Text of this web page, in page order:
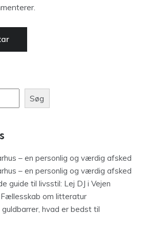
Søg
– en personlig og værdig afsked
– en personlig og værdig afsked
guide til livsstil: Lej DJ i Vejen
om litteratur
hvad er bedst til